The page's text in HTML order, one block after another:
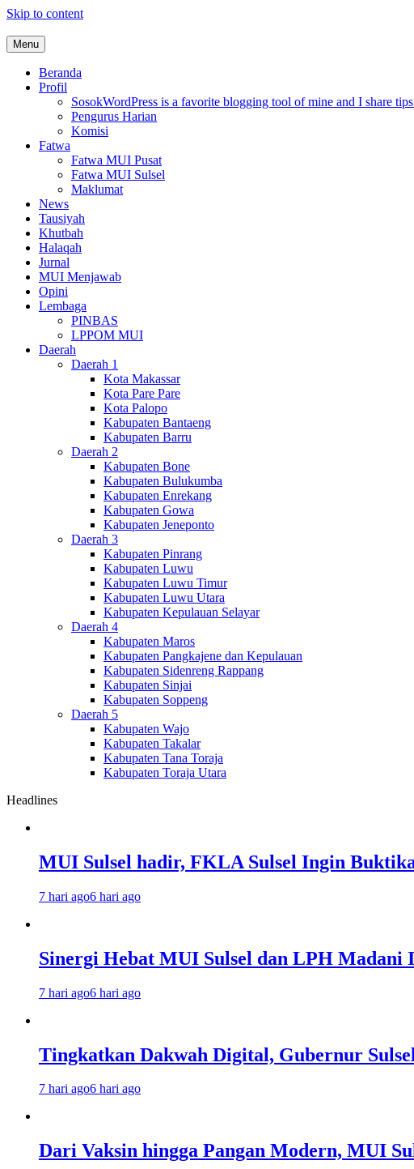
Skip to content
MUI Sulawesi Selatan
Khadimul Ummah wa Shadiqul Hukuuma
Menu
Beranda
Profil
SosokWordPress is a favorite blogging tool of mine and I share
Pengurus Harian
Komisi
Fatwa
Fatwa MUI Pusat
Fatwa MUI Sulsel
Maklumat
News
Tausiyah
Khutbah
Halaqah
Jurnal
MUI Menjawab
Opini
Lembaga
PINBAS
LPPOM MUI
Daerah
Daerah 1
Kota Makassar
Kota Pare Pare
Kota Palopo
Kabupaten Bantaeng
Kabupaten Barru
Daerah 2
Kabupaten Bone
Kabupaten Bulukumba
Kabupaten Enrekang
Kabupaten Gowa
Kabupaten Jeneponto
Daerah 3
Kabupaten Pinrang
Kabupaten Luwu
Kabupaten Luwu Timur
Kabupaten Luwu Utara
Kabupaten Kepulauan Selayar
Daerah 4
Kabupaten Maros
Kabupaten Pangkajene dan Kepulauan
Kabupaten Sidenreng Rappang
Kabupaten Sinjai
Kabupaten Soppeng
Daerah 5
Kabupaten Wajo
Kabupaten Takalar
Kabupaten Tana Toraja
Kabupaten Toraja Utara
Headlines
MUI Sulsel hadir, FKLA Sulsel Ingin
7 hari ago6 hari ago
Sinergi Hebat MUI Sulsel dan LPH Madani
7 hari ago6 hari ago
Tingkatkan Dakwah Digital, Gubernur
7 hari ago6 hari ago
Dari Vaksin hingga Pangan Modern, MUI